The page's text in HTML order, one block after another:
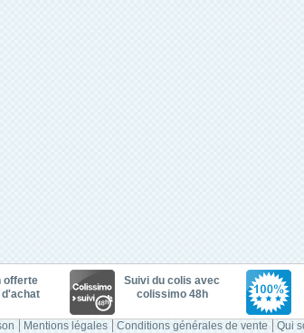
offerte
d'achat
Suivi du colis avec
colissimo 48h
Mentions légales Conditions générales de vente Qui